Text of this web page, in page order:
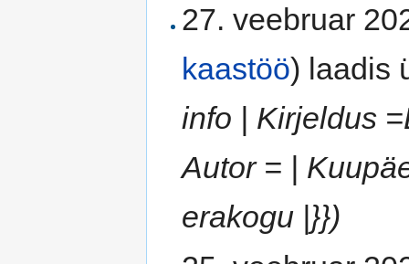
27. veebruar
kaastöö) laadis
info | Kirjeldus
Autor = |
erakogu |}})